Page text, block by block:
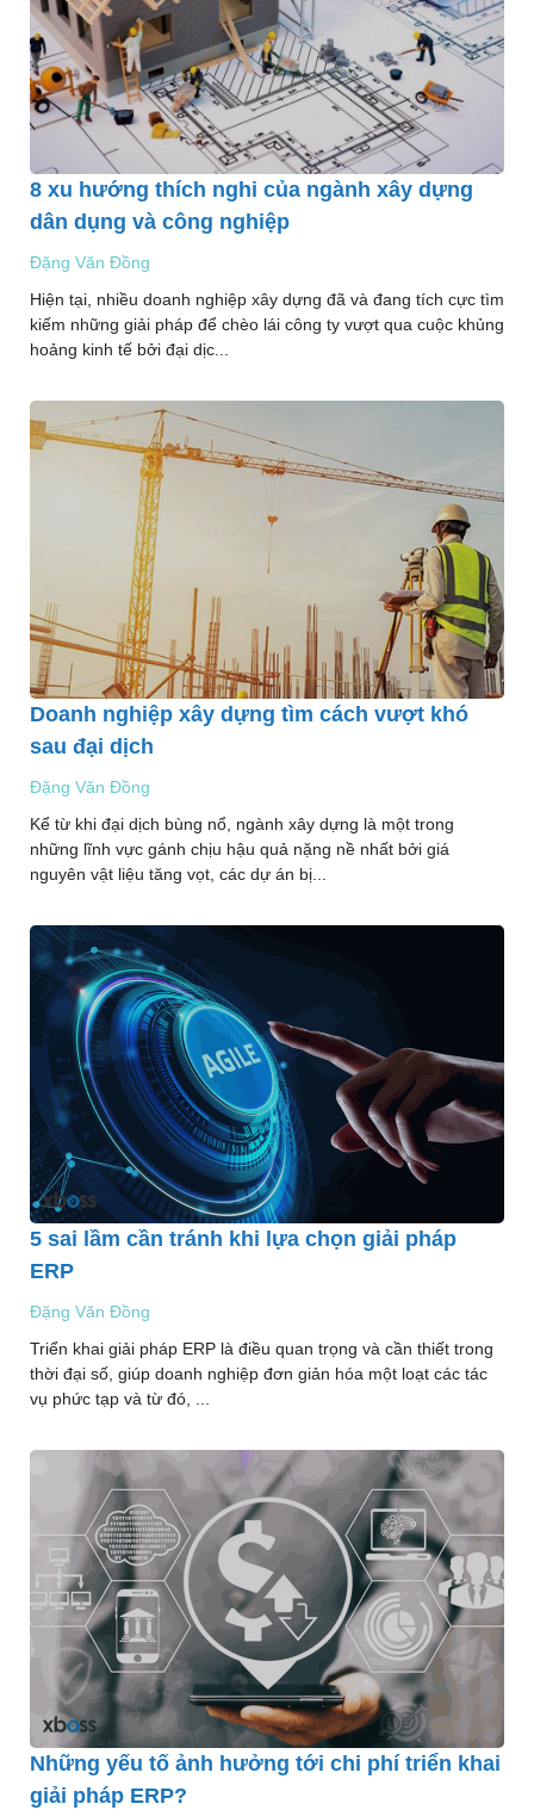
8 xu hướng thích nghi của ngành xây dựng
dân dụng và công nghiệp
Đặng Văn Đồng
Hiện tại, nhiều doanh nghiệp xây dựng đã và đang tích cực tìm
kiếm những giải pháp để chèo lái công ty vượt qua cuộc khủng
hoảng kinh tế bởi đại dịc...
Doanh nghiệp xây dựng tìm cách vượt khó
sau đại dịch
Đặng Văn Đồng
Kể từ khi đại dịch bùng nổ, ngành xây dựng là một trong
những lĩnh vực gánh chịu hậu quả nặng nề nhất bởi giá
nguyên vật liệu tăng vọt, các dự án bị...
5 sai lầm cần tránh khi lựa chọn giải pháp
ERP
Đặng Văn Đồng
Triển khai giải pháp ERP là điều quan trọng và cần thiết trong
thời đại số, giúp doanh nghiệp đơn giản hóa một loạt các tác
vụ phức tạp và từ đó, ...
Những yếu tố ảnh hưởng tới chi phí triển khai
giải pháp ERP?